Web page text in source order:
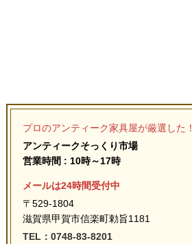
プロのアンティーク家具屋が厳選した！
アンティークそっくり市場
営業時間 : 10時～17時
メールは24時間受付中
〒529-1804
滋賀県甲賀市信楽町勅旨1181
TEL：0748-83-8201